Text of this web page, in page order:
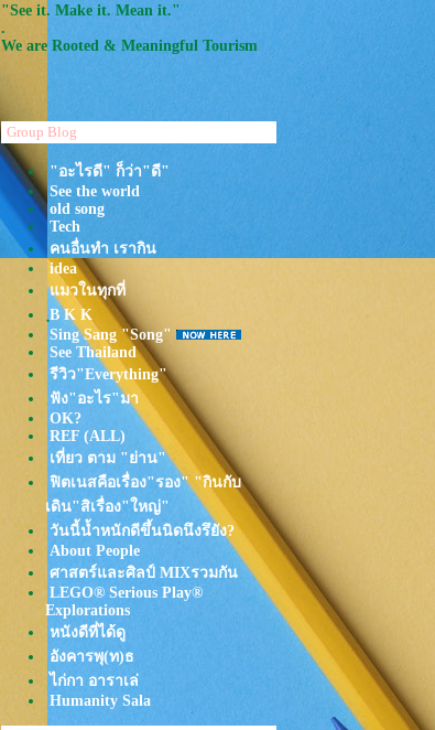
"See it. Make it. Mean it."
.
We are Rooted & Meaningful Tourism
Group Blog
"อะไรดี" ก็ว่า"ดี"
See the world
old song
Tech
คนอื่นทำ เรากิน
idea
มวในทุกที่
ฺB K K
Sing Sang "Song"
See Thailand
รีวิว"Everything"
ฟัง"อะไร"มา
OK?
REF (ALL)
เที่ยว ตาม "ย่าน"
ฟิตเนสคือเรื่อง"รอง" "กินกับ
เดิน"สิเรื่อง"ใหญ่"
วันนี้น้ำหนักดีขึ้นนิดนึงรึยัง?
About People
ศาสตร์และศิลป์ MIXรวมกัน
LEGO® Serious Play®
Explorations
หนังดีที่ได้ดู
อังคารพุ(ท)ธ
ไก่กา อาราเล่
Humanity Sala